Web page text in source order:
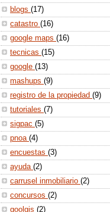
blogs (17)
catastro (16)
google maps (16)
tecnicas (15)
google (13)
mashups (9)
registro de la propiedad (9)
tutoriales (7)
sigpac (5)
pnoa (4)
encuestas (3)
ayuda (2)
carrusel inmobiliario (2)
concursos (2)
goolgis (2)